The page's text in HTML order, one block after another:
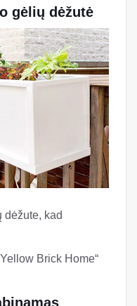
gėlių dėžutė
dėžute, kad
Brick Home“